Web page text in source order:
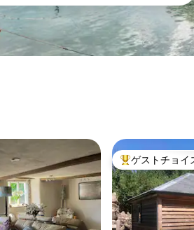
スです。 大好評のゲスト
ゲストチョイ